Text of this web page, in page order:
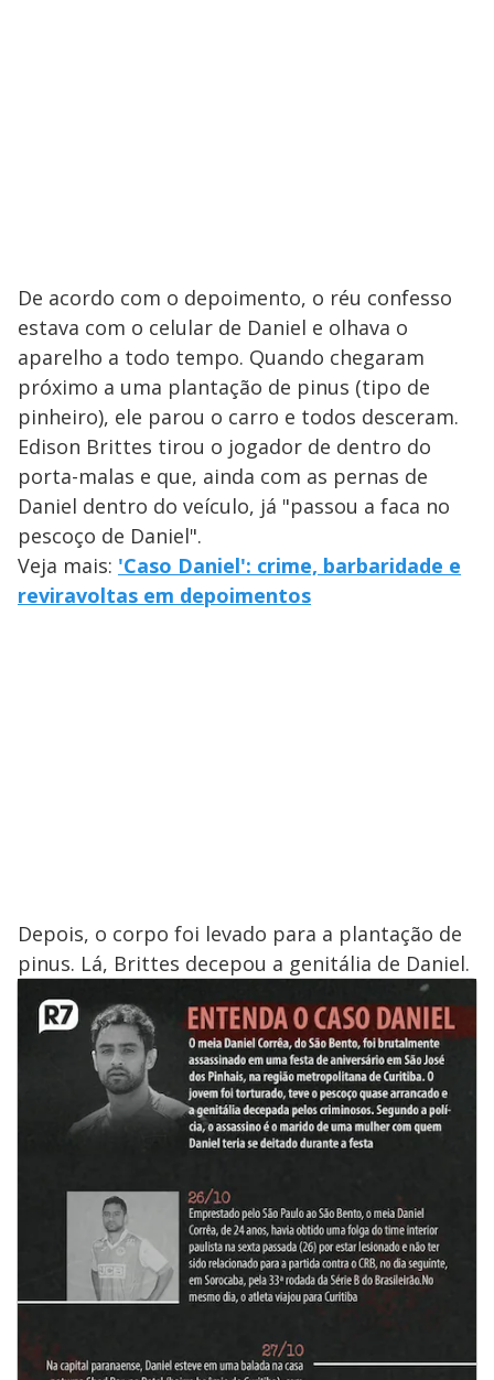
De acordo com o depoimento, o réu confesso
estava com o celular de Daniel e olhava o
aparelho a todo tempo. Quando chegaram
próximo a uma plantação de pinus (tipo de
pinheiro), ele parou o carro e todos desceram.
Edison Brittes tirou o jogador de dentro do
porta-malas e que, ainda com as pernas de
Daniel dentro do veículo, já "passou a faca no
pescoço de Daniel".
Veja mais: 'Caso Daniel': crime, barbaridade e
reviravoltas em depoimentos
Depois, o corpo foi levado para a plantação de
pinus. Lá, Brittes decepou a genitália de Daniel.